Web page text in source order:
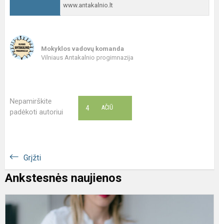
www.antakalnio.lt
Mokyklos vadovų komanda
Vilniaus Antakalnio progimnazija
Nepamirškite
padėkoti autoriui
AČIŪ
4
Grįžti
Ankstesnės naujienos